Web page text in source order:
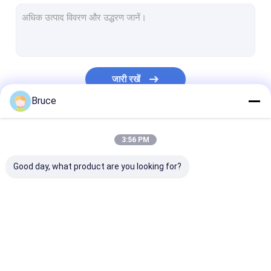
प्राकृतिक गैस इंजन
समुद्री डीजल जेनरेटर
जारी रखें
Bruce
3:56 PM
Good day, what product are you looking for?